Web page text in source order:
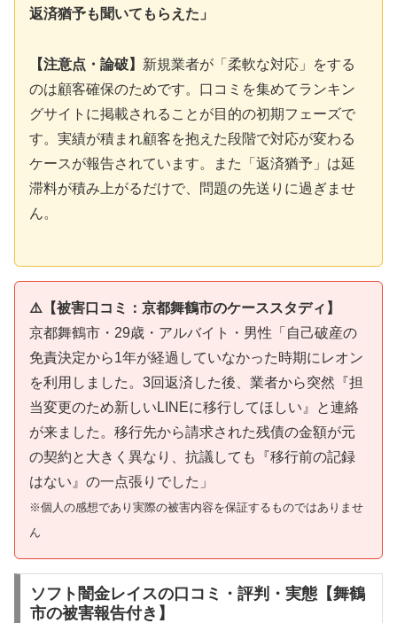
返済猶予も聞いてもらえた」
【注意点・論破】 新規業者が「柔軟な対応」をする
のは顧客確保のためです。口コミを集めてランキン
グサイトに掲載されることが目的の初期フェーズで
す。実績が積まれ顧客を抱えた段階で対応が変わる
ケースが報告されています。また「返済猶予」は延
滞料が積み上がるだけで、問題の先送りに過ぎませ
ん。
⚠️【被害口コミ：京都舞鶴市のケーススタディ】
京都舞鶴市・29歳・アルバイト・男性「自己破産の
免責決定から1年が経過していなかった時期にレオン
を利用しました。3回返済した後、業者から突然『担
当変更のため新しいLINEに移行してほしい』と連絡
が来ました。移行先から請求された残債の金額が元
の契約と大きく異なり、抗議しても『移行前の記録
はない』の一点張りでした」
※個人の感想であり実際の被害内容を保証するものではありませ
ん
ソフト闇金レイスの口コミ・評判・実態【舞鶴
市の被害報告付き】